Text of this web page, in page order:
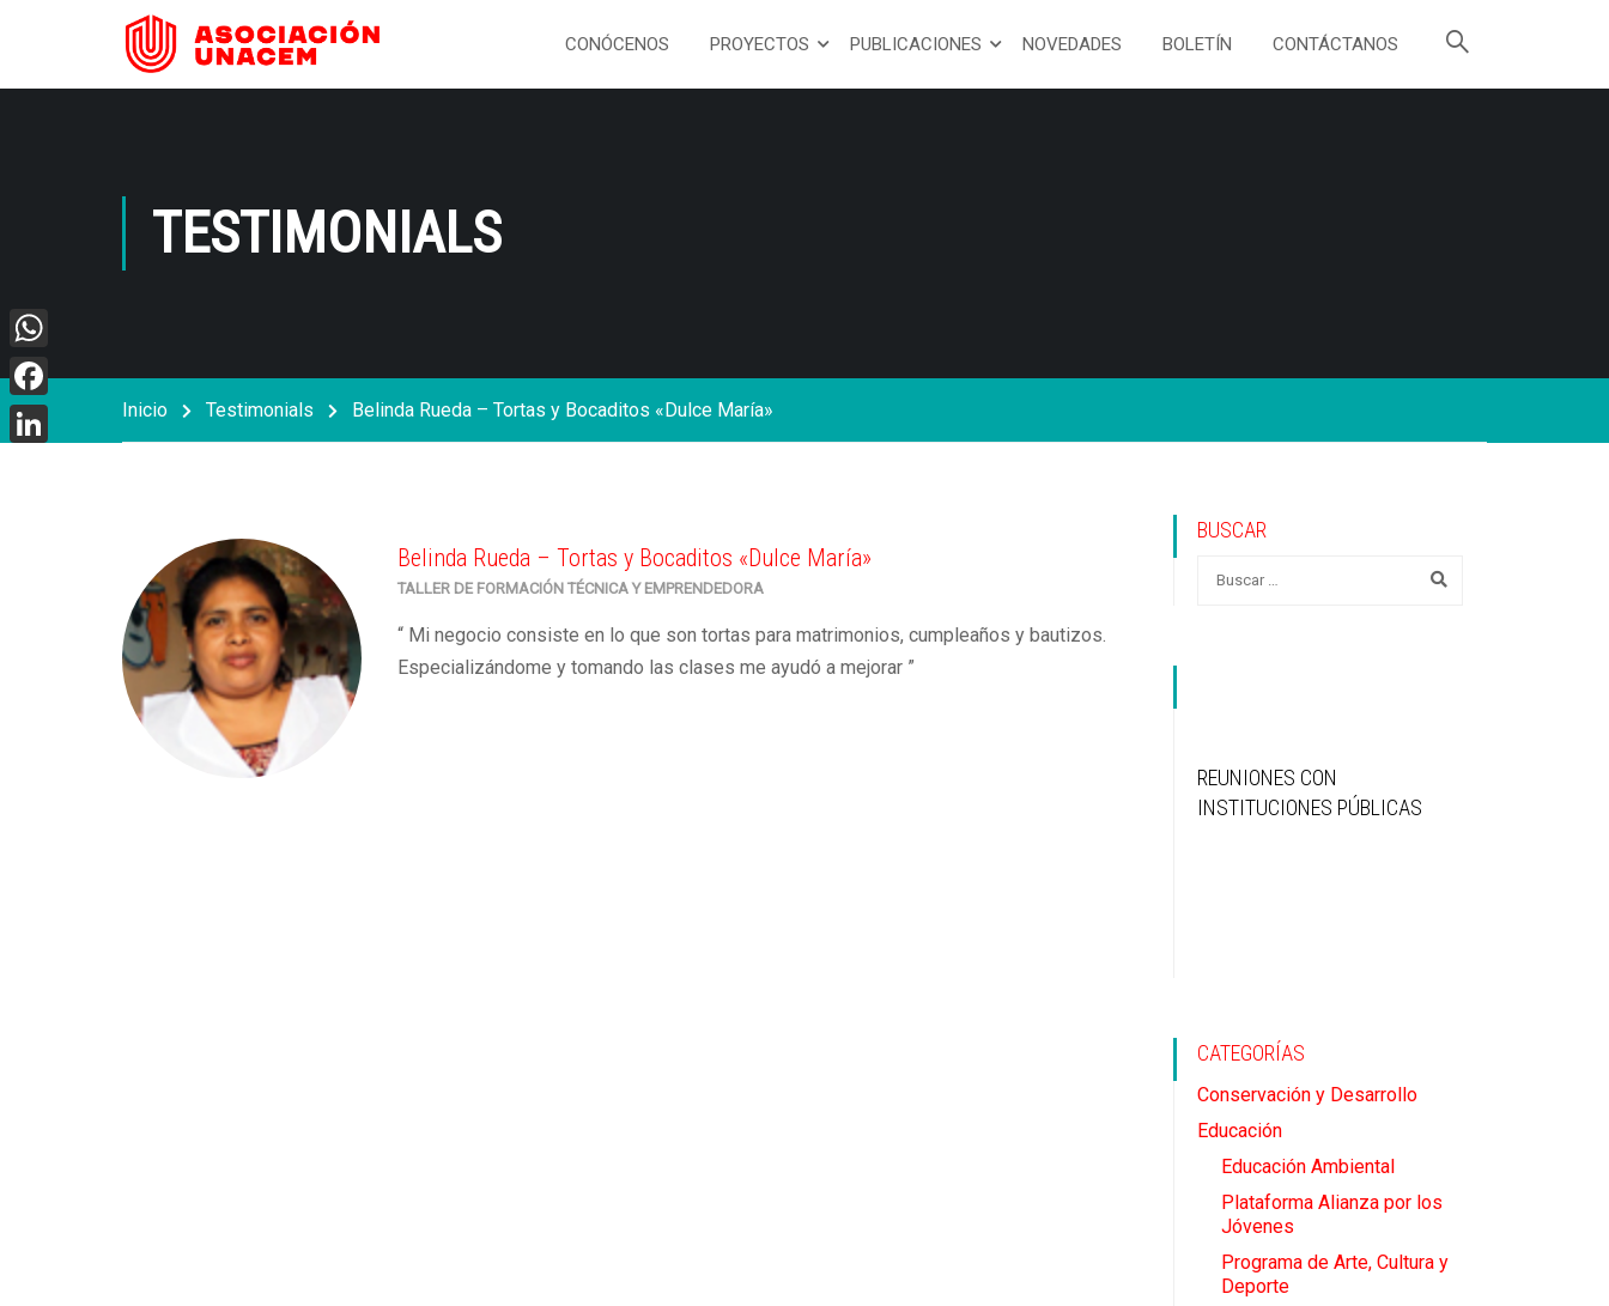
CONÓCENOS PROYECTOS PUBLICACIONES NOVEDADES BOLETÍN CONTÁCTANOS
TESTIMONIALS
Inicio Testimonials Belinda Rueda – Tortas y Bocaditos «Dulce María»
Belinda Rueda – Tortas y Bocaditos «Dulce María»
TALLER DE FORMACIÓN TÉCNICA Y EMPRENDEDORA
“ Mi negocio consiste en lo que son tortas para matrimonios, cumpleaños y bautizos.
Especializándome y tomando las clases me ayudó a mejorar ”
BUSCAR
REUNIONES CON
INSTITUCIONES PÚBLICAS
CATEGORÍAS
Conservación y Desarrollo
Educación
Educación Ambiental
Plataforma Alianza por los
Jóvenes
Programa de Arte, Cultura y
Deporte
WhatsApp
Facebook